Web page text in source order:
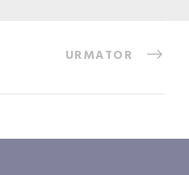
URMATOR